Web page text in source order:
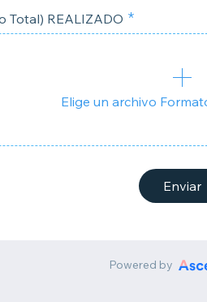
Total) REALIZADO
Elige un
Enviar
Powered by